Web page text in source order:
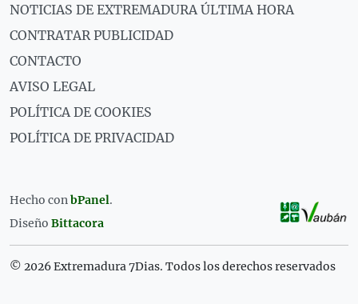
NOTICIAS DE EXTREMADURA ÚLTIMA HORA
CONTRATAR PUBLICIDAD
CONTACTO
AVISO LEGAL
POLÍTICA DE COOKIES
POLÍTICA DE PRIVACIDAD
Hecho con bPanel.
Diseño Bittacora
© 2026 Extremadura 7Dias. Todos los derechos reservados